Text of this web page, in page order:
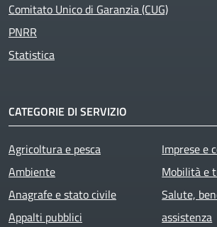
Comitato Unico di Garanzia (CUG)
PNRR
Statistica
CATEGORIE DI SERVIZIO
Agricoltura e pesca
Ambiente
Anagrafe e stato civile
Appalti pubblici
Imprese e
Mobilità e
Salute,
assistenza